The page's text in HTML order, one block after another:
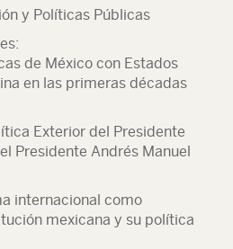
y Políticas Públicas
de México con Estados
en las primeras décadas
Exterior del Presidente
Presidente Andrés Manuel
internacional como
mexicana y su política